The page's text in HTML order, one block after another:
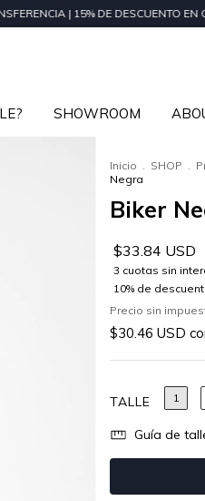
15% DE DESCUENTO EN CASH
SHOWROOM
Inicio . SHOP .
Negra
Biker
$33.84 USD
Precio sin
$30.46 USD
TALLE 1
Guía de